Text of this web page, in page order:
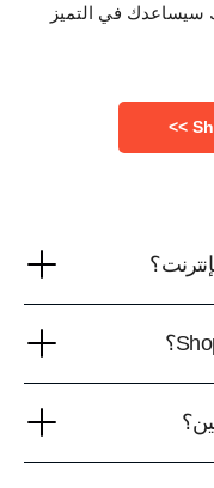
سيساعدك في التميز